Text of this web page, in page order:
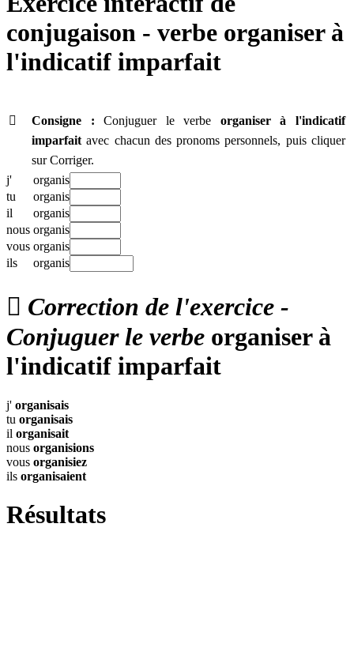
conjugaison - verbe organiser à
l'indicatif imparfait
 Consigne :Conjuguer le verbe organiser
à l'indicatif
imparfait avec chacun des pronoms personnels, puis cliquer
sur Corriger.
j'
organis
tu
organis
il
organis
nous organis
vous organis
ils
organis
 Correction de l'exercice -
Conjuguer le verbe organiser à
l'indicatif imparfait
j' organisais
tu organisais
il organisait
nous organisions
vous organisiez
ils organisaient
Résultats